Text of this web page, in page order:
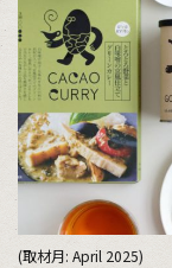
(取材月: April 2025)